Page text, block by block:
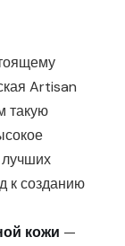
Artisan
такую
лучших
к созданию
кожи —